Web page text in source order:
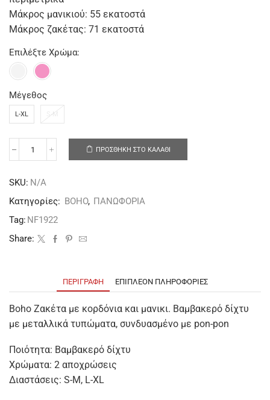
Μάκρος μανικιού: 55 εκατοστά
Μάκρος ζακέτας: 71 εκατοστά
Επιλέξτε Χρώμα:
Μέγεθος
L-XL S-M
ΠΡΟΣΘΉΚΗ ΣΤΟ ΚΑΛΆΘΙ
SKU: N/A
Κατηγορίες: BOHO, ΠΑΝΩΦΟΡΙΑ
Tag: NF1922
Share:
ΠΕΡΙΓΡΑΦΉ ΕΠΙΠΛΈΟΝ ΠΛΗΡΟΦΟΡΊΕΣ
Boho Ζακέτα με κορδόνια και μανικι. Βαμβακερό δίχτυ
με μεταλλικά τυπώματα, συνδυασμένο με pon-pon
Ποιότητα: Βαμβακερό δίχτυ
Χρώματα: 2 αποχρώσεις
Διαστάσεις: S-M, L-XL